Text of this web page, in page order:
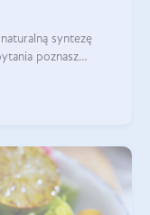
syntezę
poznasz